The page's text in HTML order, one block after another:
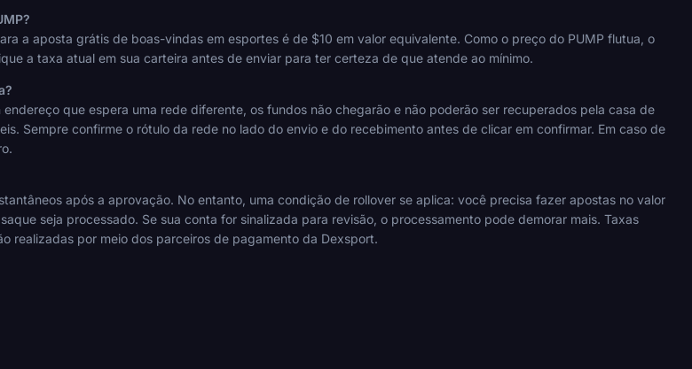
a aposta grátis de boas-vindas em esportes é de $10 em valor equivalente. Como o preço do PUMP flutua, o
a taxa atual em sua carteira antes de enviar para ter certeza de que atende ao mínimo.
que espera uma rede diferente, os fundos não chegarão e não poderão ser recuperados pela casa de
Sempre confirme o rótulo da rede no lado do envio e do recebimento antes de clicar em confirmar. Em caso de
após a aprovação. No entanto, uma condição de rollover se aplica: você precisa fazer apostas no valor
seja processado. Se sua conta for sinalizada para revisão, o processamento pode demorar mais. Taxas
realizadas por meio dos parceiros de pagamento da Dexsport.